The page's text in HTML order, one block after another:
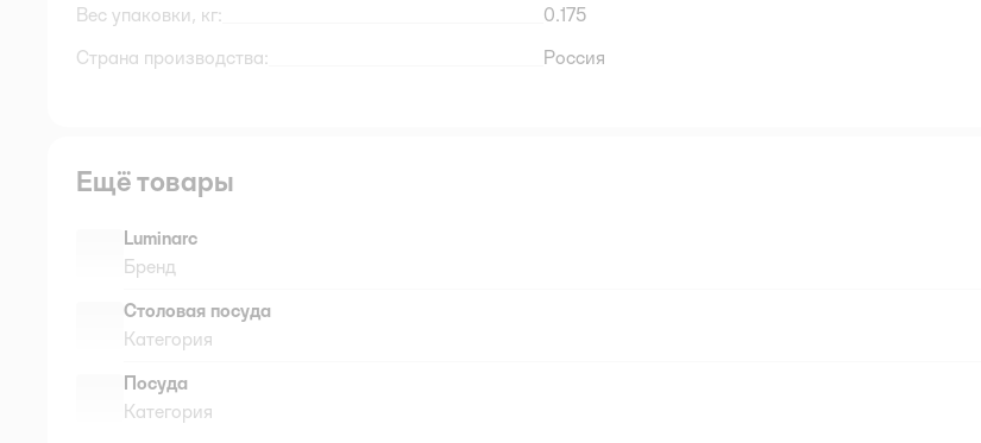
Вес упаковки, кг:
0.175
Страна производства:
Россия
Ещё товары
Luminarc
Бренд
Столовая посуда
Категория
Посуда
Категория